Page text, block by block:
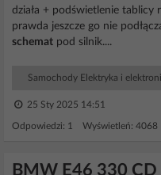
działa + podświetlenie tablicy
prawda jeszcze go nie
schemat pod silnik....
Samochody Elektryka i
25 Sty 2025 14:51
Odpowiedzi: 1 Wyświetleń: 4068
BMW E46 330